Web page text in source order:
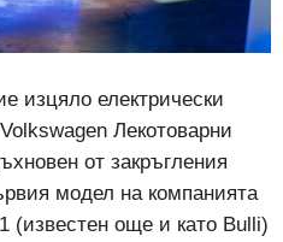
изцяло електрически
Лекотоварни
от закръгления
модел на компанията
(известен още и като Вulli)